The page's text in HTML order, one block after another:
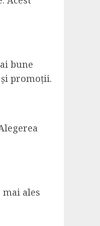
bune
promoții.
ales